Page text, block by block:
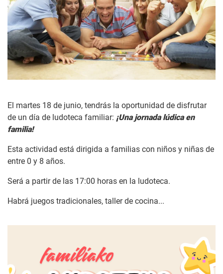
El martes 18 de junio, tendrás la oportunidad de disfrutar
de un día de ludoteca familiar: ¡Una jornada lúdica en
familia!
Esta actividad está dirigida a familias con niños y niñas de
entre 0 y 8 años.
Será a partir de las 17:00 horas en la ludoteca.
Habrá juegos tradicionales, taller de cocina...